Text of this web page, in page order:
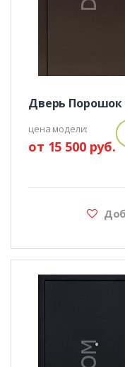
Дверь
цена модели:
от 15 500 руб.